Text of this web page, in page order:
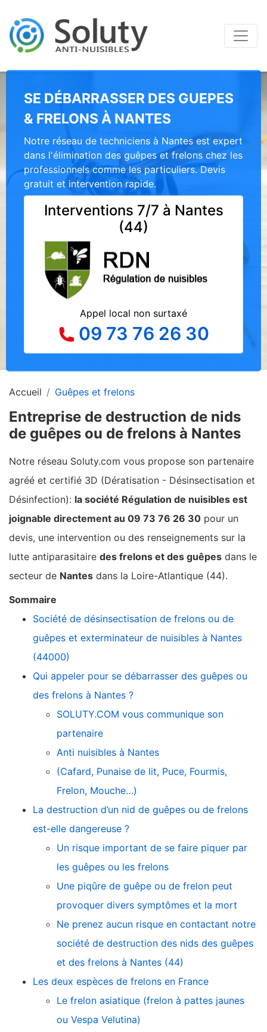
SE DÉBARRASSER DES GUEPES
& FRELONS À NANTES
Notre réseau de techniciens à Nantes est expert
dans l'élimination des guêpes et frelons chez les
professionnels comme les particuliers. Devis
gratuit et intervention rapide.
Interventions 7/7 à Nantes
(44)
Appel local non surtaxé
09 73 76 26 30
Accueil Guêpes et frelons
Entreprise de destruction de nids
de guêpes ou de frelons à Nantes
Notre réseau Soluty.com vous propose son partenaire
agréé et certifié 3D (Dératisation - Désinsectisation et
Désinfection): la société Régulation de nuisibles est
joignable directement au 09 73 76 26 30 pour un
devis, une intervention ou des renseignements sur la
lutte antiparasitaire des frelons et des guêpes dans le
secteur de Nantes dans la Loire-Atlantique (44).
Sommaire
Société de désinsectisation de frelons ou de
guêpes et exterminateur de nuisibles à Nantes
(44000)
Qui appeler pour se débarrasser des guêpes ou
des frelons à Nantes ?
SOLUTY.COM vous communique son
partenaire
Anti nuisibles à Nantes
(Cafard, Punaise de lit, Puce, Fourmis,
Frelon, Mouche…)
La destruction d’un nid de guêpes ou de frelons
est-elle dangereuse ?
Un risque important de se faire piquer par
les guêpes ou les frelons
Une piqûre de guêpe ou de frelon peut
provoquer divers symptômes et la mort
Ne prenez aucun risque en contactant notre
société de destruction des nids des guêpes
et des frelons à Nantes (44)
Les deux espèces de frelons en France
Le frelon asiatique (frelon à pattes jaunes
ou Vespa Velutina)